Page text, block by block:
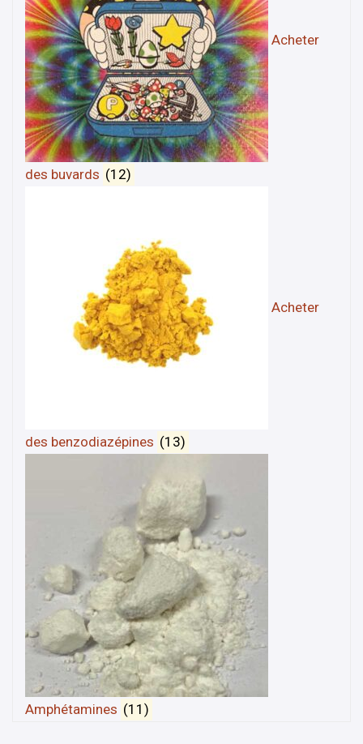
Acheter
des buvards (12)
Acheter
des benzodiazépines (13)
Amphétamines (11)